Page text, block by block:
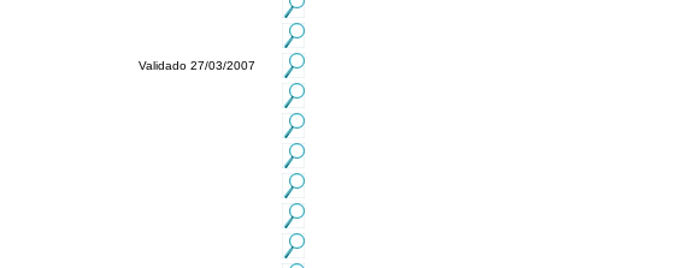
Validado 27/03/2007